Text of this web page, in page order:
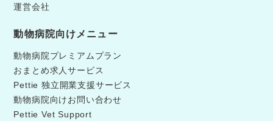
運営会社
動物病院向けメニュー
動物病院プレミアムプラン
おまとめ求人サービス
Pettie 独立開業支援サービス
動物病院向けお問い合わせ
Pettie Vet Support